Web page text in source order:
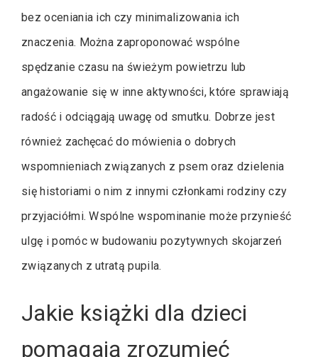
bez oceniania ich czy minimalizowania ich
znaczenia. Można zaproponować wspólne
spędzanie czasu na świeżym powietrzu lub
angażowanie się w inne aktywności, które sprawiają
radość i odciągają uwagę od smutku. Dobrze jest
również zachęcać do mówienia o dobrych
wspomnieniach związanych z psem oraz dzielenia
się historiami o nim z innymi członkami rodziny czy
przyjaciółmi. Wspólne wspominanie może przynieść
ulgę i pomóc w budowaniu pozytywnych skojarzeń
związanych z utratą pupila.
Jakie książki dla dzieci
pomagają zrozumieć